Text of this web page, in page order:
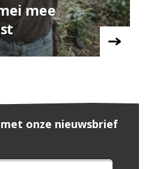
mee
onze nieuwsbrief